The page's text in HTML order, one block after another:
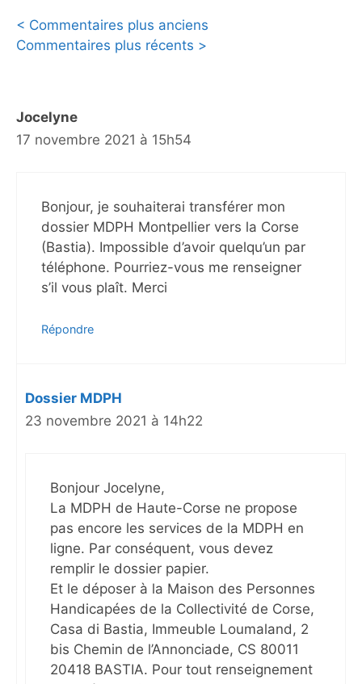
Navigation
< Commentaires plus anciens
Commentaires plus récents >
Jocelyne
17 novembre 2021 à 15h54
Bonjour, je souhaiterai transférer mon
dossier MDPH Montpellier vers la Corse
(Bastia). Impossible d’avoir quelqu’un par
téléphone. Pourriez-vous me renseigner
s’il vous plaît. Merci
Répondre
Dossier MDPH
23 novembre 2021 à 14h22
Bonjour Jocelyne,
La MDPH de Haute-Corse ne propose
pas encore les services de la MDPH en
ligne. Par conséquent, vous devez
remplir le dossier papier.
Et le déposer à la Maison des Personnes
Handicapées de la Collectivité de Corse,
Casa di Bastia, Immeuble Loumaland, 2
bis Chemin de l’Annonciade, CS 80011
20418 BASTIA. Pour tout renseignement